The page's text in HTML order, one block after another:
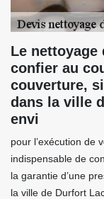
Le
confier au
couverture,
dans la ville
envi
pour l’exécution de
indispensable de
la garantie d’une
la ville de Durfort